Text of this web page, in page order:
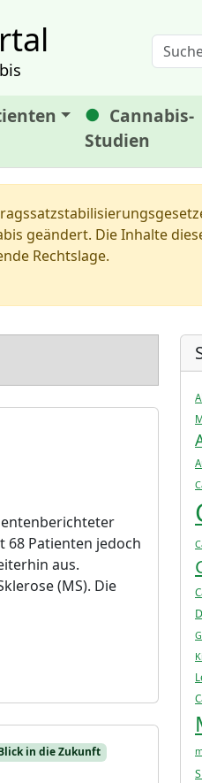
Cannabis-
Studien
geändert. Die Inhalte
Rechtslage.
68 Patienten jedoch
aus.
(MS). Die
in die Zukunft